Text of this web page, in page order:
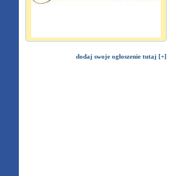
dodaj swoje ogłoszenie tutaj [+]